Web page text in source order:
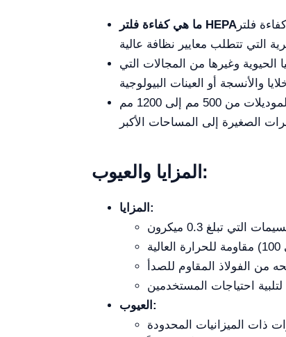
كفاءة فلتر HEPA من فئة H14 في الخزانة هي 99.997%، مما يضمن بيئة خالية من الجسيمات حتى أحجام 0.3 ميكرون، وهو
الحيوية وغيرها من المجالات التي
يعتمد ذلك على المساحات المتوفرة وكمية المادة التي ستتعامل معها. تتراوح الموديلات من 500 مم إلى 1200 مم
المزايا والعيوب:
المزايا:
العيوب: